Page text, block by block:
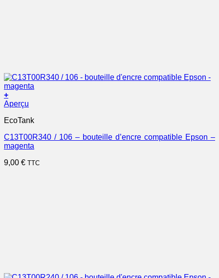
+
Aperçu
EcoTank
C13T00R340 / 106 – bouteille d’encre compatible Epson –
magenta
9,00 € TTC